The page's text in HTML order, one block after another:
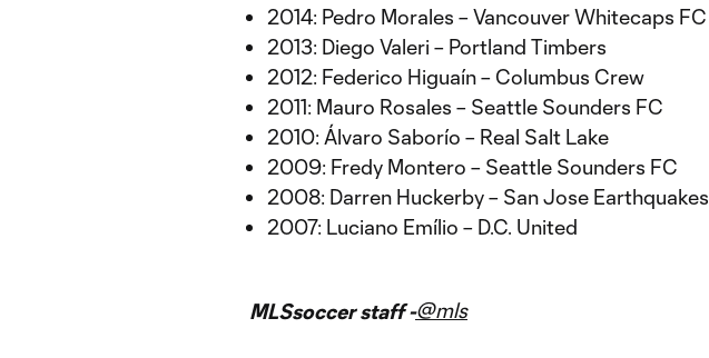
2014: Pedro Morales – Vancouver Whitecaps FC
2013: Diego Valeri – Portland Timbers
2012: Federico Higuaín – Columbus Crew
2011: Mauro Rosales – Seattle Sounders FC
2010: Álvaro Saborío – Real Salt Lake
2009: Fredy Montero – Seattle Sounders FC
2008: Darren Huckerby – San Jose Earthquakes
2007: Luciano Emílio – D.C. United
MLSsoccer staff -@mls